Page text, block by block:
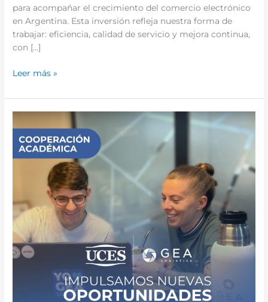
para acompañar el crecimiento del comercio electrónico
en Argentina. Esta inversión refleja nuestra forma de
trabajar: eficiencia, calidad de servicio y mejora continua,
con […]
Leer más »
nuevas
oportunidades